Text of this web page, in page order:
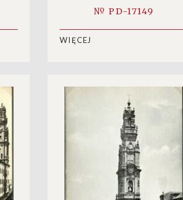
parlamentem
№ PD-17149
WIĘCEJ